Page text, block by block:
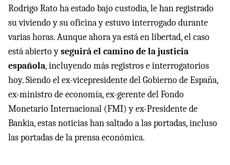
Rodrigo Rato ha estado bajo custodia, le han registrado
su viviendo y su oficina y estuvo interrogado durante
varias horas. Aunque ahora ya está en libertad, el caso
está abierto yseguirá el camino de la justicia
española, incluyendo más registros e interrogatorios
hoy. Siendo el ex-vicepresidente del Gobierno de España,
ex-ministro de economía, ex-gerente del Fondo
Monetario Internacional (FMI) y ex-Presidente de
Bankia, estas noticias han saltado a las portadas, incluso
las portadas de la prensa económica.